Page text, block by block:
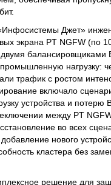
Джет»
экрана PT NGFW (по
двумя
нагрузку:
трафик с ростом
включало
устройства и потерю
между PT
во всех
нового
кластера без
решение для